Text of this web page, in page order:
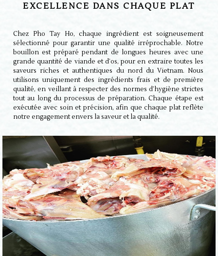
EXCELLENCE DANS CHAQUE PLAT
Chez Pho Tay Ho, chaque ingrédient est soigneusement
sélectionné pour garantir une qualité irréprochable. Notre
bouillon est préparé pendant de longues heures avec une
grande quantité de viande et d’os, pour en extraire toutes les
saveurs riches et authentiques du nord du Vietnam. Nous
utilisons uniquement des ingrédients frais et de première
qualité, en veillant à respecter des normes d’hygiène strictes
tout au long du processus de préparation. Chaque étape est
exécutée avec soin et précision, afin que chaque plat reflète
notre engagement envers la saveur et la qualité.